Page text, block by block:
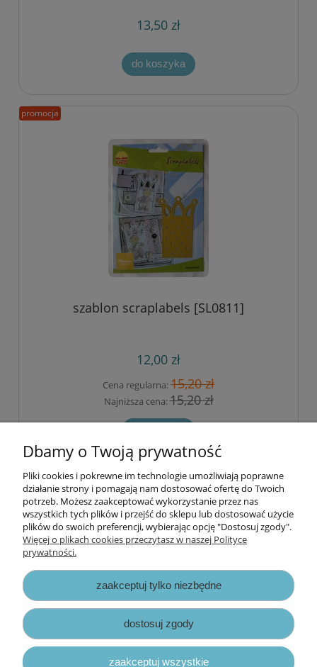
13,50 zł
do koszyka
szablon scraplabels [SL0811]
12,00 zł
Cena regularna:15,20 zł
Najniższa cena:15,20 zł
promocja
Informacje
Opłaty i koszty dostawy
Zapisy prawne
Dbamy o Twoją prywatność
Pliki cookies i pokrewne im technologie umożliwiają poprawne
działanie strony i pomagają nam dostosować ofertę do Twoich
potrzeb. Możesz zaakceptować wykorzystanie przez nas
wszystkich tych plików i przejść do sklepu lub dostosować użycie
plików do swoich preferencji, wybierając opcję "Dostosuj zgody".
Więcej o plikach cookies przeczytasz w naszej Polityce
prywatności.
zaakceptuj tylko niezbędne
dostosuj zgody
zaakceptuj wszystkie